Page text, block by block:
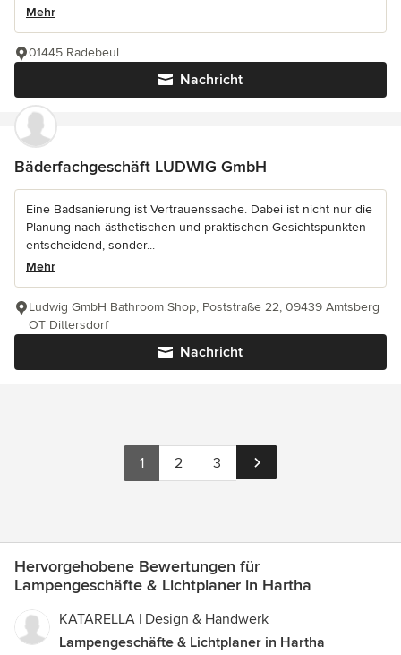
Mehr
Nachricht
01445 Radebeul
Bäderfachgeschäft LUDWIG GmbH
Eine Badsanierung ist Vertrauenssache. Dabei ist nicht nur die
Planung nach ästhetischen und praktischen Gesichtspunkten
entscheidend, sonder...
Mehr
Nachricht
Ludwig GmbH Bathroom Shop, Poststraße 22, 09439 Amtsberg
OT Dittersdorf
1 2 3
Hervorgehobene Bewertungen für
Lampengeschäfte & Lichtplaner in Hartha
KATARELLA | Design & Handwerk
Lampengeschäfte & Lichtplaner in Hartha